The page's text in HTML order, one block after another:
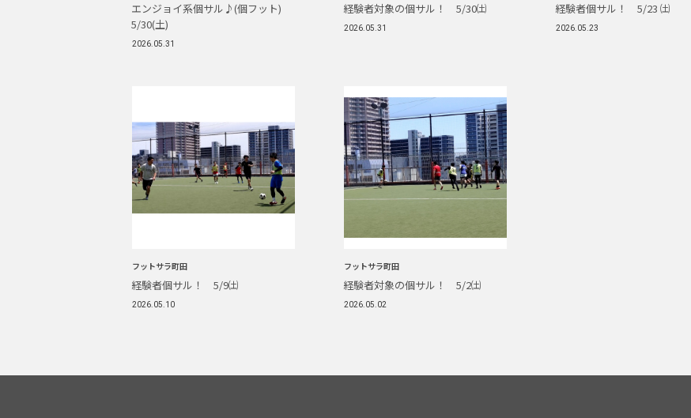
エンジョイ系個サル♪(個フット)
5/30(土)
2026.05.31
経験者対象の個サル！ 5/30㈯
2026.05.31
経験者個サル！ 5/23 ㈯
2026.05.23
フットサラ町田
経験者個サル！ 5/9㈯
2026.05.10
フットサラ町田
経験者対象の個サル！ 5/2㈯
2026.05.02